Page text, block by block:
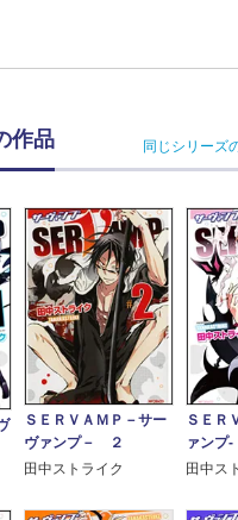
作品 同じシリーズ
ＳＥＲＶＡＭＰ－サー
ヴァンプ－ ２
田中ストライク
ＳＥＲ
ァンプ
田中ス